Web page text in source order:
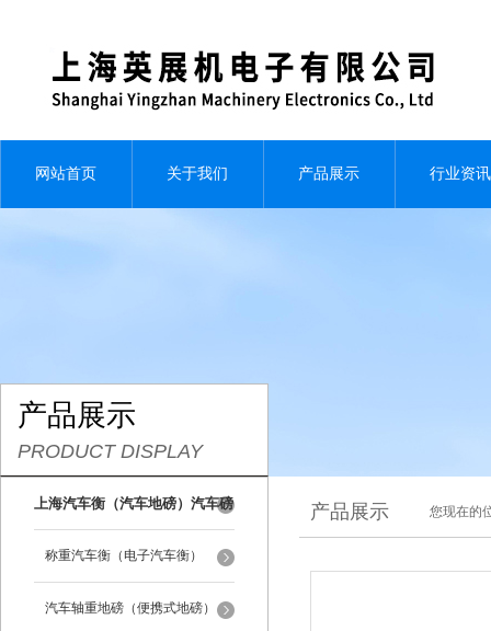
网站首页 关于我们 产品展示 行业资讯
产品展示
PRODUCT DISPLAY
上海汽车衡（汽车地磅）汽车磅
秤称重汽车衡（电子汽车衡）
汽车轴重地磅（便携式地磅）
产品展示 您现在的